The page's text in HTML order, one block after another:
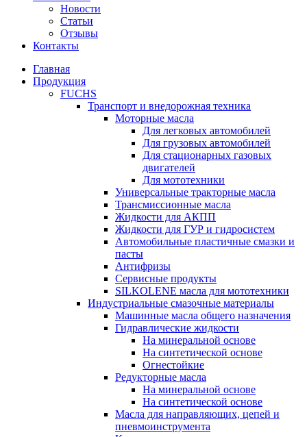
Новости
Статьи
Отзывы
Контакты
Главная
Продукция
FUCHS
Транспорт и внедорожная техника
Моторные масла
Для легковых автомобилей
Для грузовых автомобилей
Для стационарных газовых
двигателей
Для мототехники
Универсальные тракторные масла
Трансмиссионные масла
Жидкости для АКПП
Жидкости для ГУР и гидросистем
Автомобильные пластичные смазки и
пасты
Антифризы
Сервисные продукты
SILKOLENE масла для мототехники
Индустриальные смазочные материалы
Машинные масла общего назначения
Гидравлические жидкости
На минеральной основе
На синтетической основе
Огнестойкие
Редукторные масла
На минеральной основе
На синтетической основе
Масла для направляющих, цепей и
пневмоинструмента